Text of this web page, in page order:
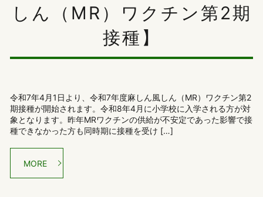
しん（MR）ワクチン第2期
接種】
令和7年4月1日より、令和7年度麻しん風しん（MR）ワクチン第2
期接種が開始されます。令和8年4月に小学校に入学される方が対
象となります。昨年MRワクチンの供給が不安定であった影響で接
種できなかった方も同時期に接種を受け […]
MORE